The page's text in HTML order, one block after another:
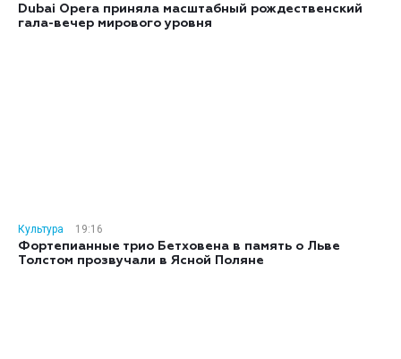
Dubai Opera приняла масштабный рождественский
гала-вечер мирового уровня
Культура
19:16
Фортепианные трио Бетховена в память о Льве
Толстом прозвучали в Ясной Поляне